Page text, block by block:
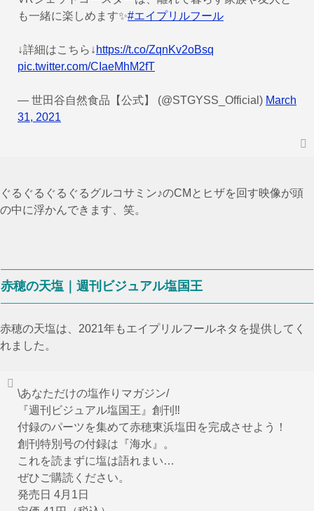
も一緒に楽しめます✨#エイプリルフール
↓詳細はこちら↓ https://t.co/ZqnKv2oBsq
pic.twitter.com/CIaeMhM2fT
— 世田谷自然食品【公式】 (@STGYSS_Official) March
31, 2021
ぐるぐるぐるぐるグルコサミン♪のCMとヒザを回す映像が頭
の中に浮かんできます、笑。
赤穂の天塩｜週刊ビジュアル塩国王
赤穂の天塩は、2021年もエイプリルフールネタを提供してく
れました。
\あなただけの塩作りマガジン/
『週刊ビジュアル塩国王』創刊‼️
付録のパーツを集めて赤穂東浜塩田を完成させよう！
創刊特別号の付録は『海水』。
これを読まずに塩は語れまい…
ぜひご購読ください。
発売日 4月1日